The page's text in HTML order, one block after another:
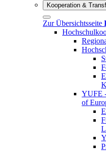
Kooperation &
Zur Übersichtsseite
YUFE
of